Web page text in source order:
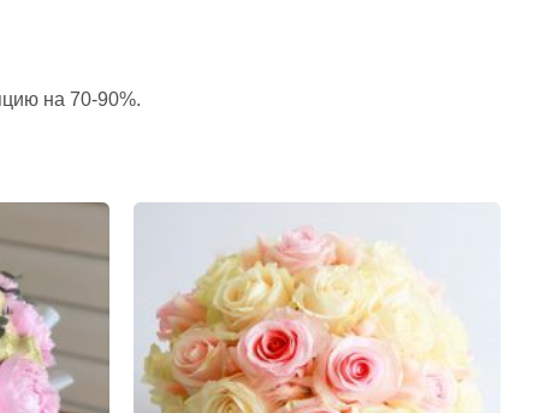
на 70-90%.